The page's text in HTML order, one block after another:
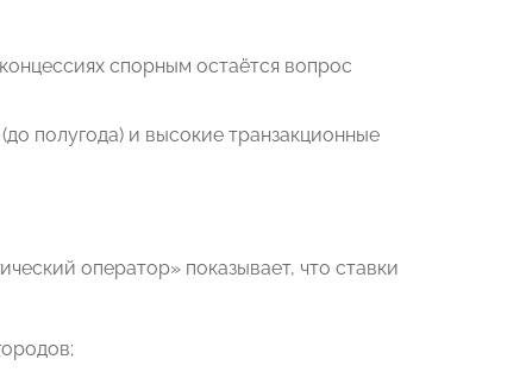
спорным остаётся вопрос
полугода) и высокие транзакционные
оператор» показывает, что ставки